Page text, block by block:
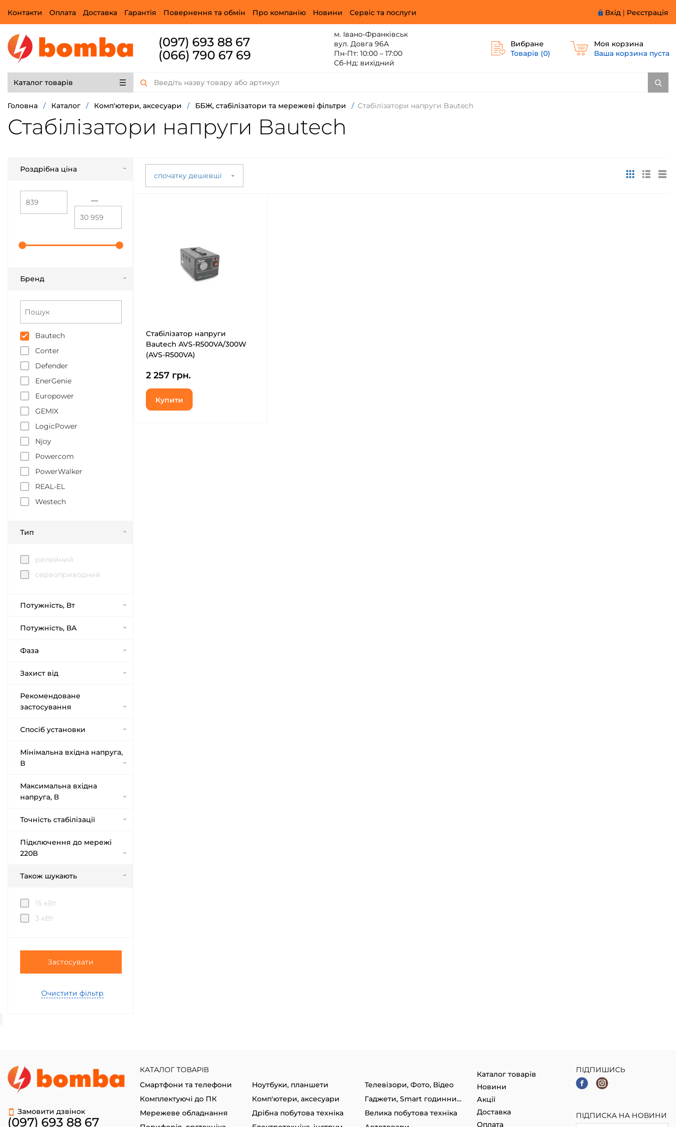
Вхід | Реєстрація
Контакти Оплата Доставка Гарантія Повернення та обмін Про компанію Новини Сервіс та послуги
(097) 693 88 67
(066) 790 67 69
м. Івано-Франківськ
вул. Довга 96А
Пн-Пт: 10:00 – 17:00
Сб-Нд: вихідний
Вибране
Товарів (0)
Моя корзина
Ваша корзина пуста
Каталог товарів
Головна / Каталог / Комп'ютери, аксесуари / ББЖ, стабілізатори та мережеві фільтри / Стабілізатори напруги Bautech
Стабілізатори напруги Bautech
спочатку дешевші
Роздрібна ціна
—
Бренд
Bautech
Conter
Defender
EnerGenie
Europower
GEMIX
LogicPower
Njoy
Powercom
PowerWalker
REAL-EL
Westech
Тип
релейний
сервоприводний
Потужність, Вт
Потужність, ВА
Фаза
Захист від
Рекомендоване
застосування
Спосіб установки
Мінімальна вхідна напруга,
В
Максимальна вхідна
напруга, В
Точність стабілізації
Підключення до мережі
220В
Також шукають
15 кВт
3 кВт
Застосувати
Очистити фільтр
Стабілізатор напруги
Bautech AVS-R500VA/300W
(AVS-R500VA)
2 257 грн.
Купити
Замовити дзвінок
(097) 693 88 67
КАТАЛОГ ТОВАРІВ
Смартфони та телефони
Ноутбуки, планшети
Телевізори, Фото, Відео
Комплектуючі до ПК
Комп'ютери, аксесуари
Гаджети, Smart годинники
Мережеве обладнання
Дрібна побутова техніка
Велика побутова техніка
Каталог товарів
Новини
Акції
Доставка
Оплата
ПІДПИШИСЬ
ПІДПИСКА НА НОВИНИ